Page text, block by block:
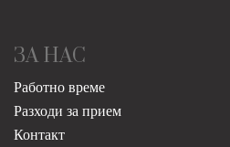
ЗА НАС
Работно време
Разходи за прием
Контакт